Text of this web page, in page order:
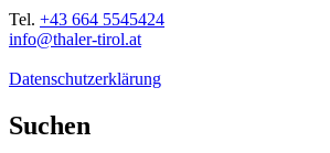
Tel. +43 664 5545424
info@thaler-tirol.at
Datenschutzerklärung
Suchen